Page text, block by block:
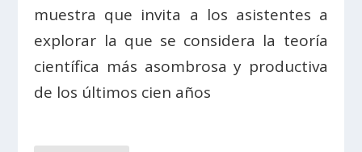
muestra que invita a los asistentes a
explorar la que se considera la teoría
científica más asombrosa y productiva
de los últimos cien años